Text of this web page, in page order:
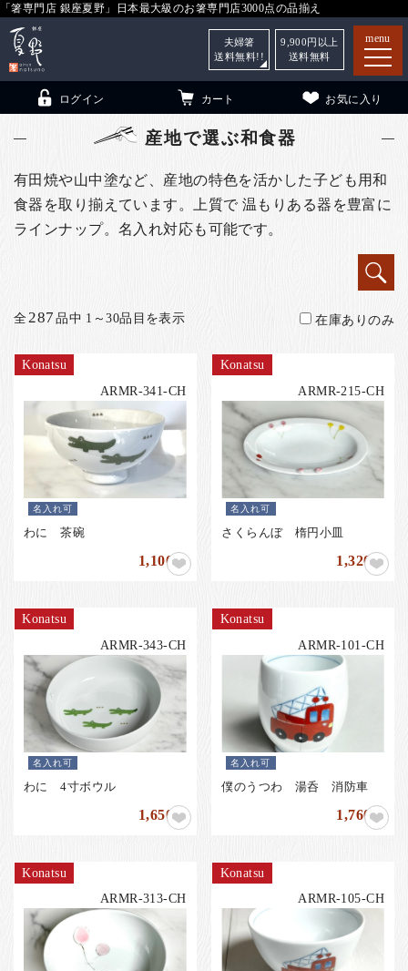
「箸専門店 銀座夏野」日本最大級のお箸専門店3000点の品揃え
menu
箸（贈答用・自宅用）
こども和食器 小夏について
法人・飲食店のお客様
お客様の声
店舗紹介
お問い合わせ
お知らせ
箸ブログ
ログイン カート お気に入り
夫婦箸
送料無料!!
9,900 円以上
送料無料
産地で選ぶ和食器
有田焼や山中塗など、産地の特色を活かした子ども用和
食器を取り揃えています。上質で 温もりある器を豊富に
ラインナップ。名入れ対応も可能です。
全287品中 1～30品目を表示 在庫ありのみ
Konatsu
ARMR-341-CH
名入れ可
わに 茶碗
1,100円
Konatsu
ARMR-215-CH
名入れ可
さくらんぼ 楕円小皿
1,320円
Konatsu
ARMR-343-CH
名入れ可
わに 4寸ボウル
1,650円
Konatsu
ARMR-101-CH
名入れ可
僕のうつわ 湯呑 消防車
1,760円
Konatsu
ARMR-313-CH
Konatsu
ARMR-105-CH